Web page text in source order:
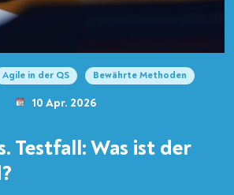
Agile in der QS Bewährte Methoden
10 Apr. 2026
Testfall: Was ist der